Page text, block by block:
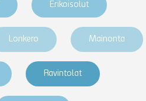
Erikoisolut
Lonkero Mainonta
Ravintolat